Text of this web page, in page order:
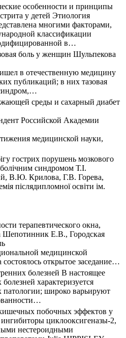
особенности и принципы
у детей Этиология
многими факторами,
классификации
в…
боль у женщин Шульпекова
в отечественную медицину
публикаций; в них тазовая
среды и сахарный диабет
Российской Академии
медицинской науки,
гострих порушень мозкового
синдромом Т.І.
В.Ю. Крилова, Г.В. Горева,
післядипломної освіти ім.
терапевтического окна,
Шепотинник Е.В., Городская
медицинской
открытое заседание…
болезней В настоящее
характеризуется
патологии; широко варьируют
побочных эффектов у
циклооксигеназы-2,
нестероидными